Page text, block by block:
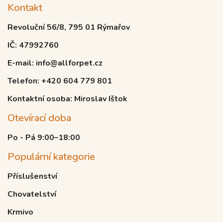
Kontakt
Revoluční 56/8, 795 01 Rýmařov
IČ: 47992760
E-mail: info@allforpet.cz
Telefon: +420 604 779 801
Kontaktní osoba: Miroslav Ištok
Otevírací doba
Po - Pá 9:00–18:00
Populární kategorie
Příslušenství
Chovatelství
Krmivo